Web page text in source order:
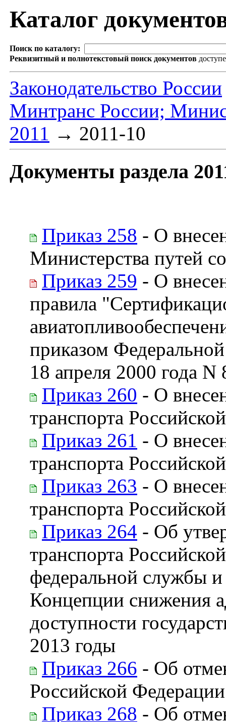
Каталог
Поиск по каталогу:
Реквизитный и полнотекстовый поиск документов
Законодательство России
Минтранс России;
2011 → 2011-10
Документы раздела
Приказ 258 - О
Министерства путей
Приказ 259 - О
правила
приказом
18 апреля 2000 года N
Приказ 260 - О
транспорта
Приказ 261 - О
транспорта
Приказ 263 - О
транспорта
Приказ 264 - Об
транспорта
федеральной службы и
Концепции снижения
доступности
2013 годы
Приказ 266 - Об
Российской
Приказ 268 - Об